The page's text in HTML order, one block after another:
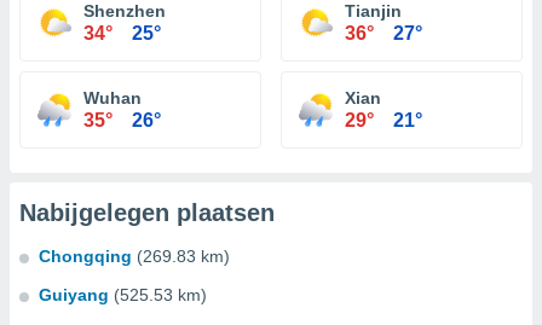
Shenzhen
34° 25°
Tianjin
36° 27°
Wuhan
35° 26°
Xian
29° 21°
Nabijgelegen plaatsen
Chongqing (269.83 km)
Guiyang (525.53 km)